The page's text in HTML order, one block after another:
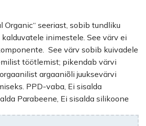
Organic“ seeriast, sobib tundliku
inimestele. See värv ei
See värv sobib kuivadele
töötlemist; pikendab värvi
argaaniõli juuksevärvi
PPD-vaba, Ei sisalda
Parabeene, Ei sisalda silikoone